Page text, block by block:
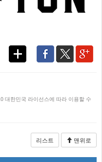
대한민국 라이선스에 따라 이용할 수
리스트 맨위로